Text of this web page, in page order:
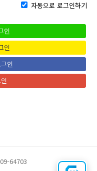
자동으로 로그인하기
인
인
인
64703